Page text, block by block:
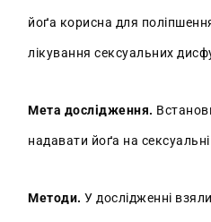
йоґа корисна для
лікування сексуальних
Мета дослідження.
надавати йоґа на
Методи. У дослідженні